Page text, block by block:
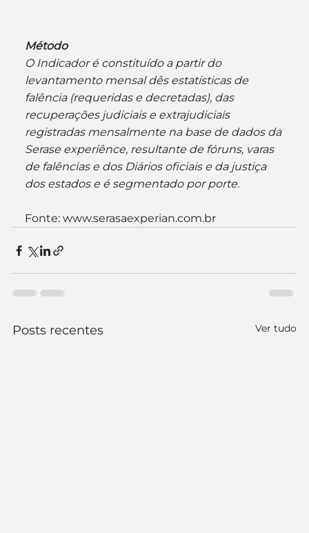
Método
O Indicador é constituído a partir do
levantamento mensal dês estatísticas de
falência (requeridas e decretadas), das
recuperações judiciais e extrajudiciais
registradas mensalmente na base de dados da
Serase experiênce, resultante de fóruns, varas
de falências e dos Diários oficiais e da justiça
dos estados e é segmentado por porte.
Fonte: www.serasaexperian.com.br
Posts recentes Ver tudo